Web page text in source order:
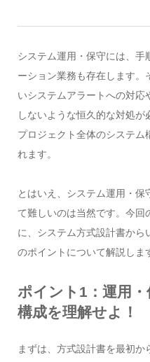
システム運用・保守には、手
ーション業務も存在します。
いシステムアラートへの対応
しないような恒久的な対処が
プロジェクト全体のシステム
れます。
とはいえ、システム運用・保
て難しいのは当然です。今回
に、システム方式設計書から
のポイントについて解説しま
ポイント1：運用・
構成を理解せよ！
まずは、方式設計書を最初